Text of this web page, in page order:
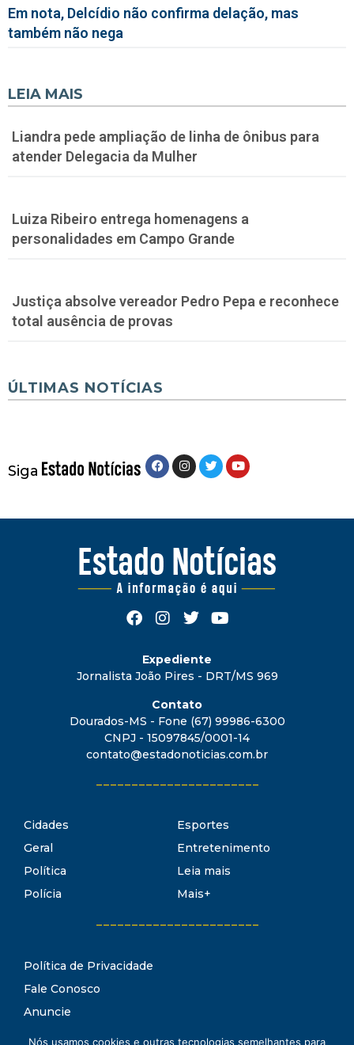
Em nota, Delcídio não confirma delação, mas
também não nega
LEIA MAIS
Liandra pede ampliação de linha de ônibus para
atender Delegacia da Mulher
Luiza Ribeiro entrega homenagens a
personalidades em Campo Grande
Justiça absolve vereador Pedro Pepa e reconhece
total ausência de provas
ÚLTIMAS NOTÍCIAS
Siga
Expediente
Jornalista João Pires - DRT/MS 969
Contato
Dourados-MS - Fone (67) 99986-6300
CNPJ - 15097845/0001-14
contato@estadonoticias.com.br
Cidades
Geral
Política
Polícia
Esportes
Entretenimento
Leia mais
Mais+
Política de Privacidade
Fale Conosco
Anuncie
Termos de Uso
Nós usamos cookies e outras tecnologias semelhantes para